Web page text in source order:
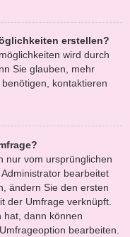
erstellen?
wird durch
Sie glauben, mehr
kontaktieren
nur vom ursprünglichen
bearbeitet
ändern Sie den ersten
der Umfrage verknüpft.
hat, dann können
bearbeiten.